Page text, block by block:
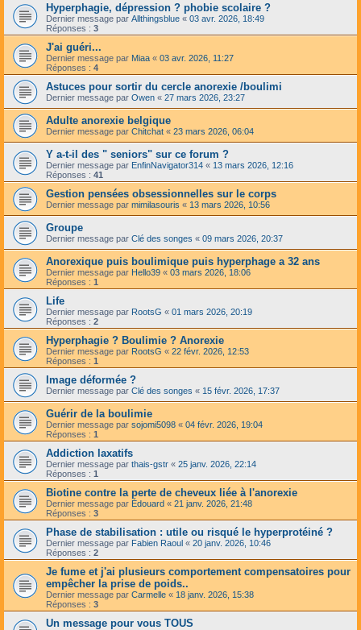
Hyperphagie, dépression ? phobie scolaire ?
Dernier message par Allthingsblue « 03 avr. 2026, 18:49
Réponses : 3
J'ai guéri...
Dernier message par Miaa « 03 avr. 2026, 11:27
Réponses : 4
Astuces pour sortir du cercle anorexie /boulimi
Dernier message par Owen « 27 mars 2026, 23:27
Adulte anorexie belgique
Dernier message par Chitchat « 23 mars 2026, 06:04
Y a-t-il des " seniors" sur ce forum ?
Dernier message par EnfinNavigator314 « 13 mars 2026, 12:16
Réponses : 41
Gestion pensées obsessionnelles sur le corps
Dernier message par mimilasouris « 13 mars 2026, 10:56
Groupe
Dernier message par Clé des songes « 09 mars 2026, 20:37
Anorexique puis boulimique puis hyperphage a 32 ans
Dernier message par Hello39 « 03 mars 2026, 18:06
Réponses : 1
Life
Dernier message par RootsG « 01 mars 2026, 20:19
Réponses : 2
Hyperphagie ? Boulimie ? Anorexie
Dernier message par RootsG « 22 févr. 2026, 12:53
Réponses : 1
Image déformée ?
Dernier message par Clé des songes « 15 févr. 2026, 17:37
Guérir de la boulimie
Dernier message par sojomi5098 « 04 févr. 2026, 19:04
Réponses : 1
Addiction laxatifs
Dernier message par thais-gstr « 25 janv. 2026, 22:14
Réponses : 1
Biotine contre la perte de cheveux liée à l'anorexie
Dernier message par Édouard « 21 janv. 2026, 21:48
Réponses : 3
Phase de stabilisation : utile ou risqué le hyperprotéiné ?
Dernier message par Fabien Raoul « 20 janv. 2026, 10:46
Réponses : 2
Je fume et j'ai plusieurs comportement compensatoires pour
empêcher la prise de poids..
Dernier message par Carmelle « 18 janv. 2026, 15:38
Réponses : 3
Un message pour vous TOUS